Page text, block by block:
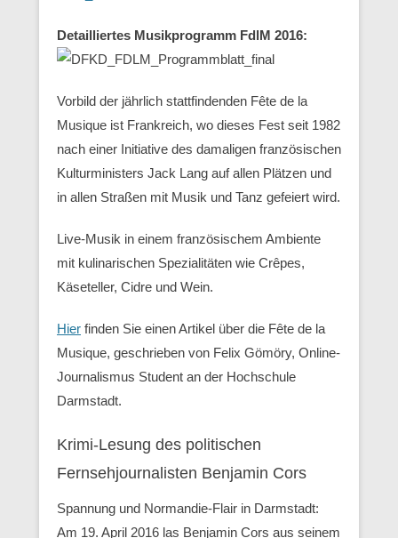
Detailliertes Musikprogramm FdlM 2016:
Vorbild der jährlich stattfindenden Fête de la
Musique ist Frankreich, wo dieses Fest seit 1982
nach einer Initiative des damaligen französischen
Kulturministers Jack Lang auf allen Plätzen und
in allen Straßen mit Musik und Tanz gefeiert wird.
Live-Musik in einem französischem Ambiente
mit kulinarischen Spezialitäten wie Crêpes,
Käseteller, Cidre und Wein.
Hier finden Sie einen Artikel über die Fête de la
Musique, geschrieben von Felix Gömöry, Online-
Journalismus Student an der Hochschule
Darmstadt.
Krimi-Lesung des politischen
Fernsehjournalisten Benjamin Cors
Spannung und Normandie-Flair in Darmstadt:
Am 19. April 2016 las Benjamin Cors aus seinem